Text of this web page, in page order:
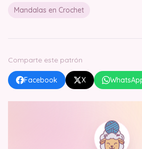
Mandalas en Crochet
Comparte este patrón
Facebook X